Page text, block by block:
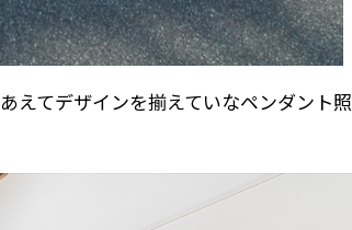
えてデザインを揃えていなペンダント照